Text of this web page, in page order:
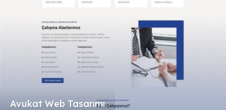
Avukat Web Tasarımı